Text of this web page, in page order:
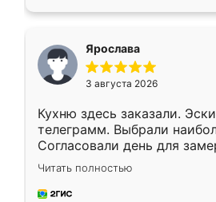
Ярослава
3 августа 2026
Кухню здесь заказали.
телеграмм. Выбрали
Согласовали день для
недели кухня была уже
довольны работой.
мебель за качественную
Читать полностью